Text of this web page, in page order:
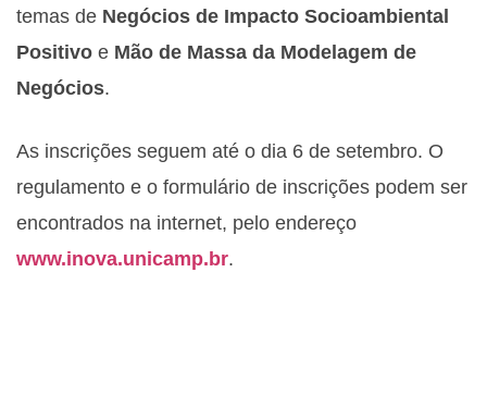
temas de Negócios de Impacto Socioambiental
Positivo e Mão de Massa da Modelagem de
Negócios.
As inscrições seguem até o dia 6 de setembro. O
regulamento e o formulário de inscrições podem ser
encontrados na internet, pelo endereço
www.inova.unicamp.br.